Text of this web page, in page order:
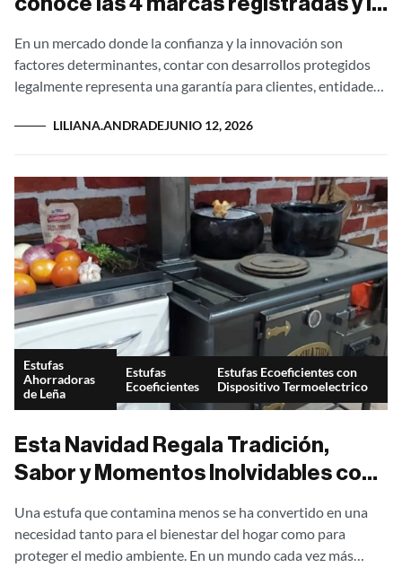
En un mercado donde la confianza y la innovación son
factores determinantes, contar con desarrollos protegidos
legalmente representa una garantía para clientes, entidades
LILIANA.ANDRADEJUNIO 12, 2026
Estufas
Ahorradoras
de Leña
Estufas
Ecoeficientes
Estufas Ecoeficientes con
Dispositivo Termoelectrico
Esta Navidad Regala Tradición,
Sabor y Momentos Inolvidables con
Una estufa que contamina menos se ha convertido en una
necesidad tanto para el bienestar del hogar como para
proteger el medio ambiente. En un mundo cada vez más